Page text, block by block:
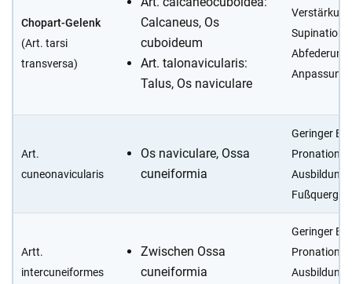
Chopart-Gelenk
(Art. tarsi
transversa)
Calcaneus, Os
cuboideum
Art. talonavicularis:
Talus, Os naviculare
Supination
Art.
cuneonavicularis
Os naviculare, Ossa
cuneiformia
Geringer
Pronation /
Ausbildung
Artt.
intercuneiformes
Zwischen Ossa
cuneiformia
Geringer
Pronation /
Ausbildung